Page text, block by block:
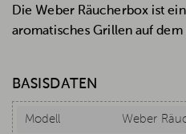
Die Weber Räucherbox ist
aromatisches Grillen auf dem
BASISDATEN
Modell Weber